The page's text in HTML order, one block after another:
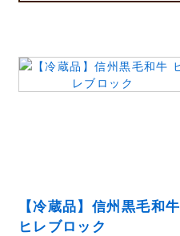
【冷蔵品】信州黒毛和牛
ヒレブロック